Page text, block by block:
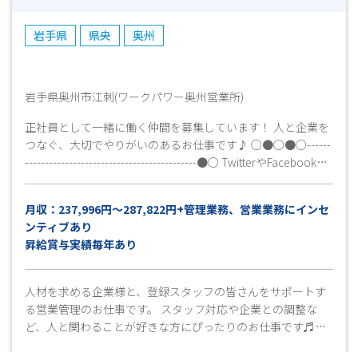
7日程度 ） ◎勤務スタート ※上記は目安となりますので、
予めご了承ください。
岩手県 県央 奥州
岩手県奥州市江刺(ワークパワー奥州営業所)
正社員として一緒に働く仲間を募集しています！ 人と企業を
つなぐ、大切でやりがいのあるお仕事です♪ ○●○●○------
-------------------------------------------●○ TwitterやFacebook、
https://www.facebook.com/ww4510.jp https://x.com/ww4510
○●-------------------------------------------------○●○●○
月収：237,996円～287,822円+管理業務、営業業務にインセ
ンティブあり
昇給賞与実績毎年あり
人材を求める企業様と、登録スタッフの皆さんをサポートす
る営業管理のお仕事です。 スタッフ対応や企業との調整な
ど、人と関わることが好きな方にぴったりのお仕事です♬